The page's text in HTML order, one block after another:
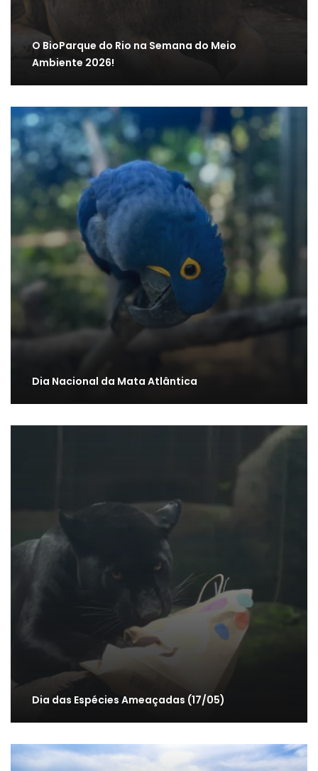
O BioParque do Rio na Semana do Meio
Ambiente 2026!
Dia Nacional da Mata Atlântica
Dia das Espécies Ameaçadas (17/05)